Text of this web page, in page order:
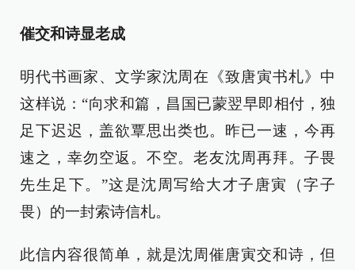
催交和诗显老成
明代书画家、文学家沈周在《致唐寅书札》中
这样说：“向求和篇，昌国已蒙翌早即相付，独
足下迟迟，盖欲覃思出类也。昨已一速，今再
速之，幸勿空返。不空。老友沈周再拜。子畏
先生足下。”这是沈周写给大才子唐寅（字子
畏）的一封索诗信札。
此信内容很简单，就是沈周催唐寅交和诗，但